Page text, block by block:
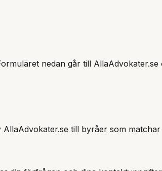
nedan går till
till byråer som